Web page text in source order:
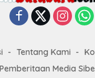
Tentang Kami
Media